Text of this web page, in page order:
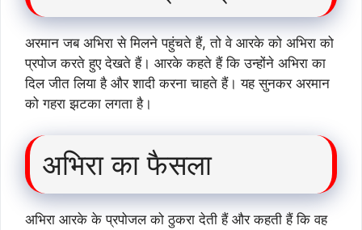
अरमान जब अभिरा से मिलने पहुंचते हैं, तो वे आरके को अभिरा को
प्रपोज करते हुए देखते हैं। आरके कहते हैं कि उन्होंने अभिरा का
दिल जीत लिया है और शादी करना चाहते हैं। यह सुनकर अरमान
को गहरा झटका लगता है।
अभिरा का फैसला
अभिरा आरके के प्रपोजल को ठुकरा देती हैं और कहती हैं कि वह